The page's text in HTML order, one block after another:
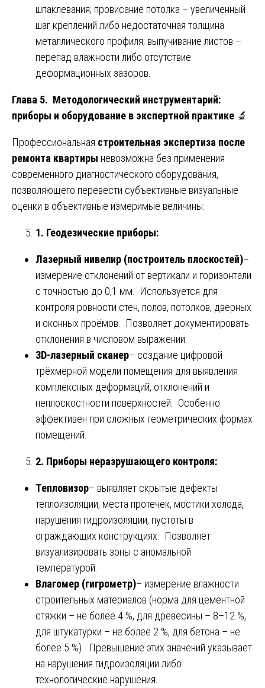
шпаклевания; провисание потолка – увеличенный
шаг креплений либо недостаточная толщина
металлического профиля; выпучивание листов –
перепад влажности либо отсутствие
деформационных зазоров.
Глава 5. Методологический инструментарий:
приборы и оборудование в экспертной практике 🔬
Профессиональная строительная экспертиза после
ремонта квартиры невозможна без применения
современного диагностического оборудования,
позволяющего перевести субъективные визуальные
оценки в объективные измеримые величины:
1. Геодезические приборы:
Лазерный нивелир (построитель плоскостей)–
измерение отклонений от вертикали и горизонтали
с точностью до 0,1 мм. Используется для
контроля ровности стен, полов, потолков, дверных
и оконных проёмов. Позволяет документировать
отклонения в числовом выражении.
3D-лазерный сканер– создание цифровой
трёхмерной модели помещения для выявления
комплексных деформаций, отклонений и
неплоскостности поверхностей. Особенно
эффективен при сложных геометрических формах
помещений.
2. Приборы неразрушающего контроля:
Тепловизор– выявляет скрытые дефекты
теплоизоляции, места протечек, мостики холода,
нарушения гидроизоляции, пустоты в
ограждающих конструкциях. Позволяет
визуализировать зоны с аномальной
температурой.
Влагомер (гигрометр)– измерение влажности
строительных материалов (норма для цементной
стяжки – не более 4 %, для древесины – 8–12 %,
для штукатурки – не более 2 %, для бетона – не
более 5 %). Превышение этих значений указывает
на нарушения гидроизоляции либо
технологические нарушения.